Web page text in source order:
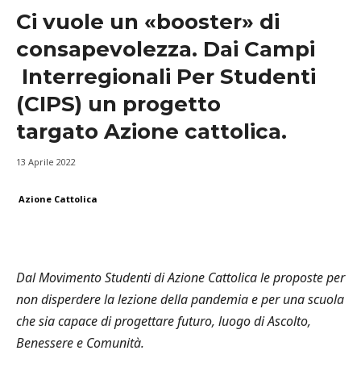
Ci vuole un «booster» di
consapevolezza. Dai Campi
Interregionali Per Studenti
(CIPS) un progetto
targato Azione cattolica.
13 Aprile 2022
Azione Cattolica
Dal Movimento Studenti di Azione Cattolica le proposte per
non disperdere la lezione della pandemia e per una scuola
che sia capace di progettare futuro, luogo di Ascolto,
Benessere e Comunità.